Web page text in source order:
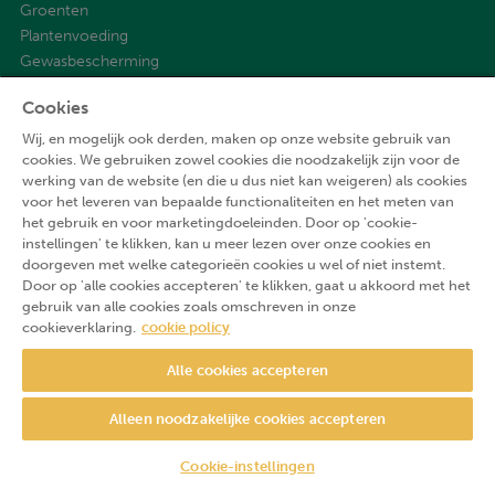
Groenten
Plantenvoeding
Gewasbescherming
Onze waarden
Onze geschiedenis
Aveve Community
Contact
Volg ons
Gebruiksvoorwaarden Privacyverklaring
Cookies
Wij, en mogelijk ook derden, maken op onze website gebruik van
cookies. We gebruiken zowel cookies die noodzakelijk zijn voor de
werking van de website (en die u dus niet kan weigeren) als cookies
voor het leveren van bepaalde functionaliteiten en het meten van
het gebruik en voor marketingdoeleinden. Door op 'cookie-
instellingen' te klikken, kan u meer lezen over onze cookies en
doorgeven met welke categorieën cookies u wel of niet instemt.
Door op 'alle cookies accepteren' te klikken, gaat u akkoord met het
gebruik van alle cookies zoals omschreven in onze
cookieverklaring. cookie policy
Alle cookies accepteren
Alleen noodzakelijke cookies accepteren
Cookie-instellingen